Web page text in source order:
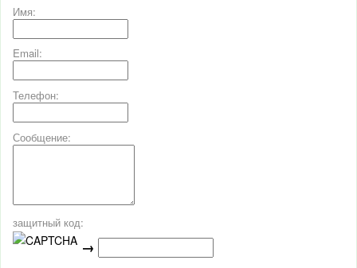
Имя:
Email:
Телефон:
Сообщение:
защитный код:
→